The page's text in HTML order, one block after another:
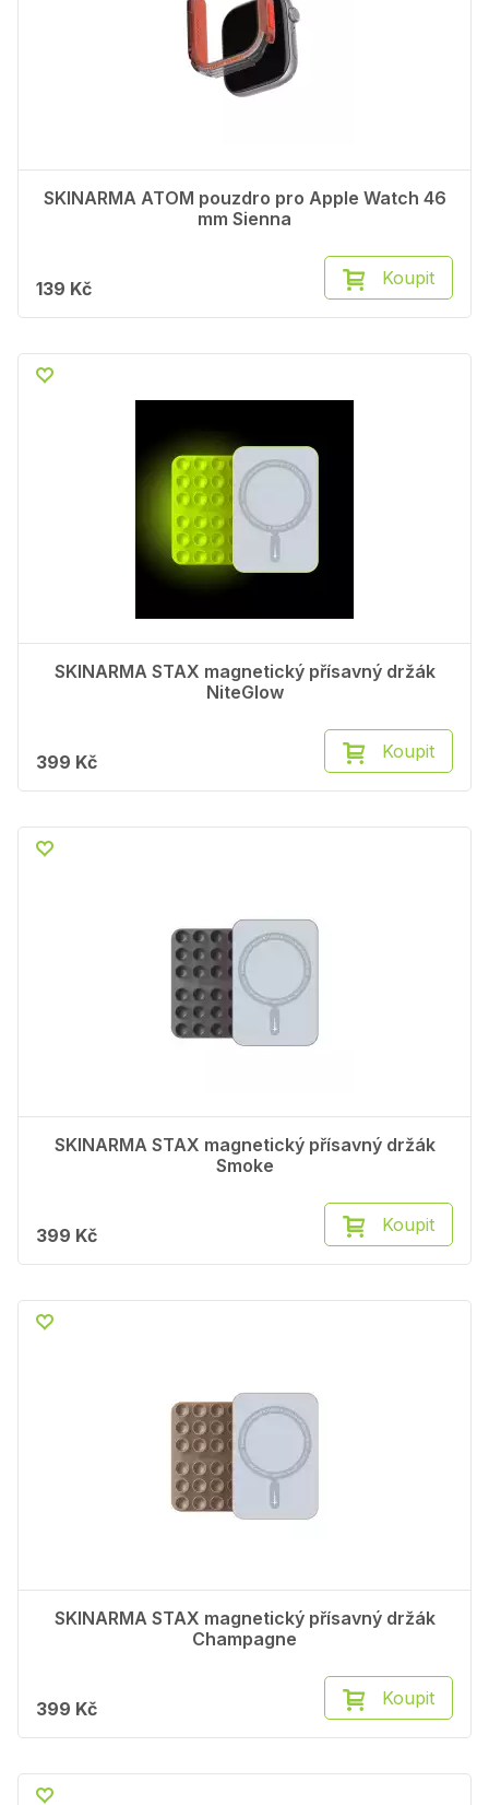
SKINARMA ATOM pouzdro pro Apple Watch 46
mm Sienna
139 Kč Koupit
SKINARMA STAX magnetický přísavný držák
NiteGlow
399 Kč Koupit
SKINARMA STAX magnetický přísavný držák
Smoke
399 Kč Koupit
SKINARMA STAX magnetický přísavný držák
Champagne
399 Kč Koupit